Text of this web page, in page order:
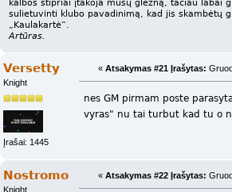
kalbos stipriai įtakoja mūsų gležną, tačiau labai
sulietuvinti klubo pavadinimą, kad jis skambėtų
„Kaulakartė“.
Artūras.
Versetty
Knight
Įrašai: 1445
« Atsakymas #21 Įrašytas:
nes GM pirmam poste
vyras" nu tai turbut kad tu o
Nostromo
Knight
« Atsakymas #22 Įrašytas: